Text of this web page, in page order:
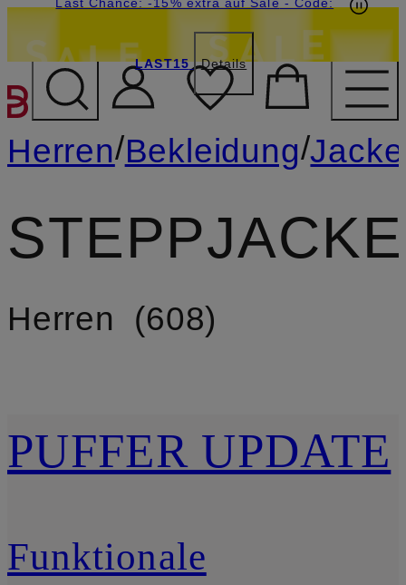
ZUM HAUPTINHALT
LAST15 Details
Herren/Bekleidung/
Herren 608
PUFFER UPDATE
Funktionale